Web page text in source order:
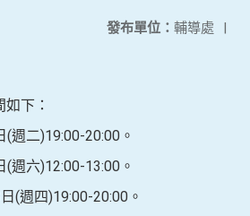
發布單位： 輔導處 |
下：
二)19:00-20:00。
六)12:00-13:00。
週四)19:00-20:00。